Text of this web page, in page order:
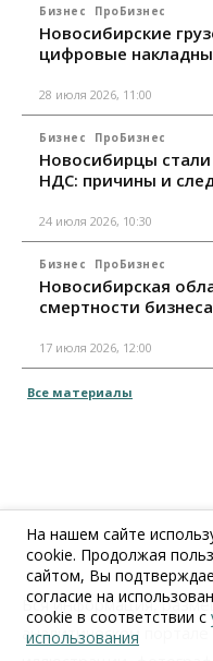
Бизнес ПроБизнес
Новосибирские
цифровые
28 июля 2026, 11:00
Бизнес ПроБизнес
Новосибирцы стали
НДС: причины и
24 июля 2026, 10:30
Бизнес ПроБизнес
Новосибирская
смертности бизнеса
17 июля 2026, 12:00
Все материалы
Вся информация,
аналитическом портале
На нашем сайте
cookie. Продолжая
сайтом, Вы
согласие на
cookie в соответствии с
использования